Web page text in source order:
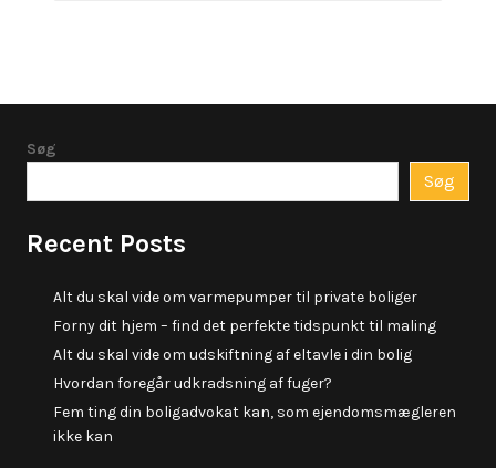
Søg
Søg
Recent Posts
Alt du skal vide om varmepumper til private boliger
Forny dit hjem – find det perfekte tidspunkt til maling
Alt du skal vide om udskiftning af eltavle i din bolig
Hvordan foregår udkradsning af fuger?
Fem ting din boligadvokat kan, som ejendomsmægleren
ikke kan